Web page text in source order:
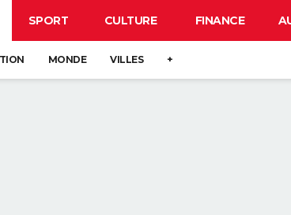
SPORT CULTURE FINANCE
MONDE VILLES +